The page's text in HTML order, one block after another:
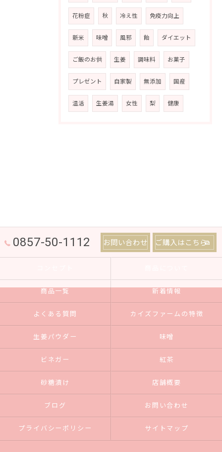
花粉症 秋 冷え性 免疫力向上
新米 味噌 風邪 飴 ダイエット
ご飯のお供 生姜 調味料 お菓子
プレゼント 自家製 無添加 国産
温活 生姜湯 女性 梨 健康
0857-50-1112 お問い合わせ ご購入はこちら
商品一覧 新着情報
よくある質問 カイズファームの特徴
生姜パウダー 味噌
ビネガー 紅茶
砂糖漬け 店舗概要
ブログ お問い合わせ
プライバシーポリシー サイトマップ